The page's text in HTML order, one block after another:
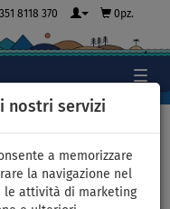
nostri servizi
a memorizzare
la navigazione nel
le attività di marketing
8118 370 0pz.